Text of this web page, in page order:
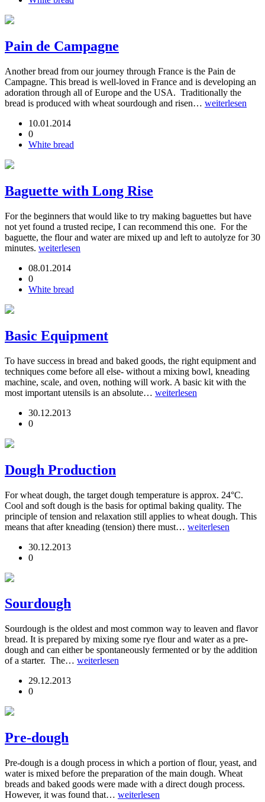
Pain de Campagne
Another bread from our journey through France is the Pain de
Campagne. This bread is well-loved in France and is developing an
adoration through all of Europe and the USA. Traditionally the
bread is produced with wheat sourdough and risen… weiterlesen
10.01.2014
0
White bread
Baguette with Long Rise
For the beginners that would like to try making baguettes but have
not yet found a trusted recipe, I can recommend this one. For the
baguette, the flour and water are mixed up and left to autolyze for 30
minutes. weiterlesen
08.01.2014
0
White bread
Basic Equipment
To have success in bread and baked goods, the right equipment and
techniques come before all else- without a mixing bowl, kneading
machine, scale, and oven, nothing will work. A basic kit with the
most important utensils is an absolute… weiterlesen
30.12.2013
0
Dough Production
For wheat dough, the target dough temperature is approx. 24°C.
Cool and soft dough is the basis for optimal baking quality. The
principle of tension and relaxation still applies to wheat dough. This
means that after kneading (tension) there must… weiterlesen
30.12.2013
0
Sourdough
Sourdough is the oldest and most common way to leaven and flavor
bread. It is prepared by mixing some rye flour and water as a pre-
dough and can either be spontaneously fermented or by the addition
of a starter. The… weiterlesen
29.12.2013
0
Pre-dough
Pre-dough is a dough process in which a portion of flour, yeast, and
water is mixed before the preparation of the main dough. Wheat
breads and baked goods were made with a direct dough process.
However, it was found that… weiterlesen